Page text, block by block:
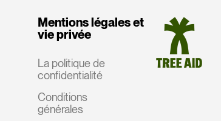
Mentions légales et
vie privée
La politique de
confidentialité
Conditions
générales